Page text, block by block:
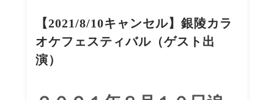
【2021/8/10キャンセル】銀陵カラ
オケフェスティバル（ゲスト出
演）